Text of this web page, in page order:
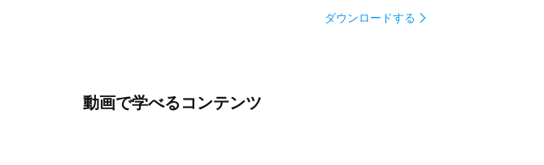
ダウンロードする
動画で学べるコンテンツ